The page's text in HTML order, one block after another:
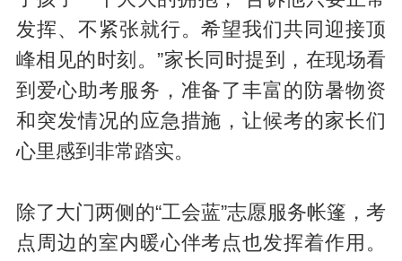
发挥、不紧张就行。希望我们共同迎接顶
峰相见的时刻。”家长同时提到，在现场看
到爱心助考服务，准备了丰富的防暑物资
和突发情况的应急措施，让候考的家长们
心里感到非常踏实。
除了大门两侧的“工会蓝”志愿服务帐篷，考
点周边的室内暖心伴考点也发挥着作用。